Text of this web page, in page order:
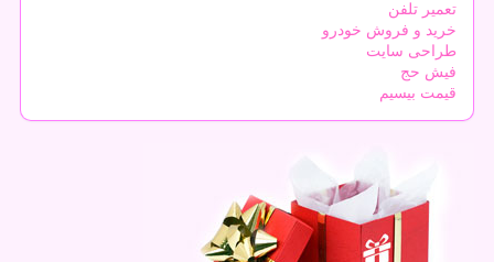
تعمیر تلفن
خرید و فروش خودرو
طراحی سایت
فیش حج
قیمت بیسیم